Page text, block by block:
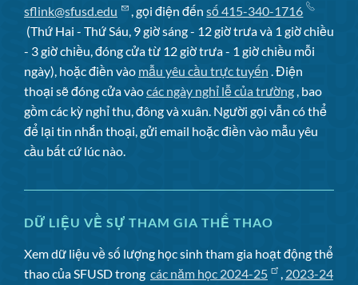
sflink@sfusd.edu
, gọi điện đếnsố 415-340-1716
(Thứ Hai - Thứ Sáu, 9 giờ sáng - 12 giờ trưa và 1 giờ chiều
- 3 giờ chiều, đóng cửa từ 12 giờ trưa - 1 giờ chiều mỗi
ngày), hoặc điền vào mẫu yêu cầu trực tuyến . Điện
thoại sẽ đóng cửa vàocác ngày nghỉ lễ của trường , bao
gồm các kỳ nghỉ thu, đông và xuân. Người gọi vẫn có thể
để lại tin nhắn thoại, gửi email hoặc điền vào mẫu yêu
cầu bất cứ lúc nào.
DỮ LIỆU VỀ SỰ THAM GIA THỂ THAO
Xem dữ liệu về số lượng học sinh tham gia hoạt động thể
thao của SFUSD trong các năm học 2024-25 , 2023-24